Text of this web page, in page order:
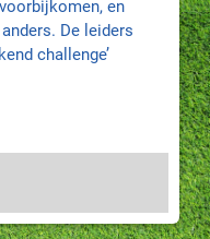
en
De leiders
challenge’